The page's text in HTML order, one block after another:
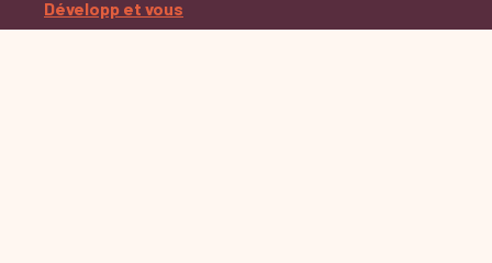
Développ et vous